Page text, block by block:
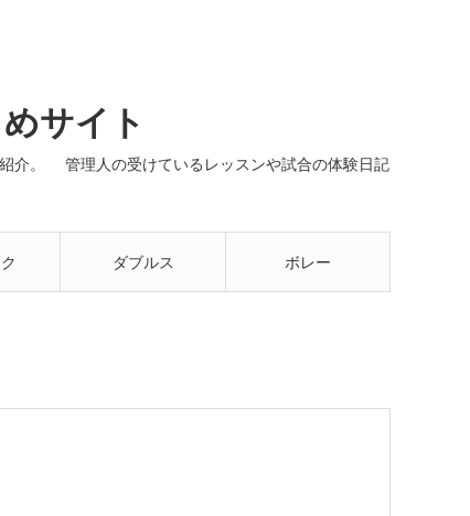
サイト
介。 管理人の受けているレッスンや試合の体験日記
ダブルス ボレー